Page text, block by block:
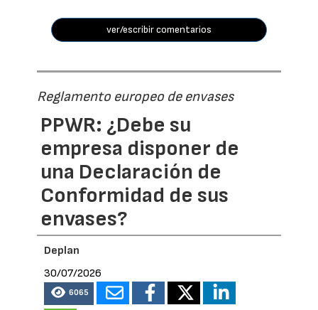
ver/escribir comentarios
Reglamento europeo de envases
PPWR: ¿Debe su
empresa disponer de
una Declaración de
Conformidad de sus
envases?
Deplan
30/07/2026
6065